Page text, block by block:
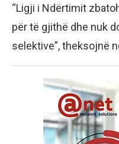
“Ligji i Ndërtimit
për të gjithë dhe nuk
selektive”, theksojnë